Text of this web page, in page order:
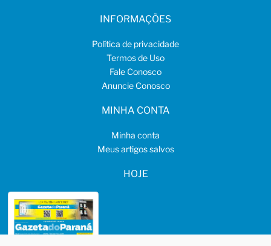
INFORMAÇÕES
Política de privacidade
Termos de Uso
Fale Conosco
Anuncie Conosco
MINHA CONTA
Minha conta
Meus artigos salvos
HOJE